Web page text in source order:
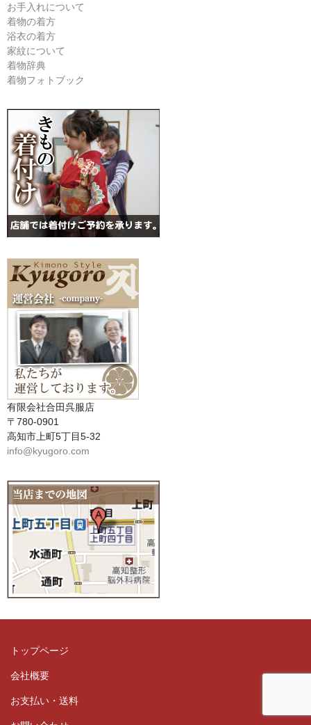
お手入れについて
着物の着方
浴衣の着方
家紋について
着物辞典
着物フォトブック
有限会社合田呉服店
〒780-0901
高知市上町5丁目5-32
info@kyugoro.com
トップページ
会社概要
お支払い・送料